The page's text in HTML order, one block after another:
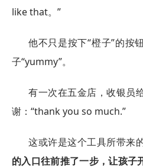
like that。”
他不只是按下“橙子”的按
子“yummy”。
有一次在五金店，收银员
谢：“thank you so much.”
这或许是这个工具所带来
的入口往前推了一步，让孩子